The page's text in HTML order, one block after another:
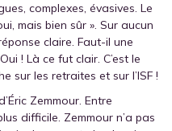
complexes, évasives. Le
mais bien sûr ». Sur aucun
claire. Faut-il une
! Là ce fut clair. C’est le
sur les retraites et sur l’ISF !
Zemmour. Entre
difficile. Zemmour n’a pas